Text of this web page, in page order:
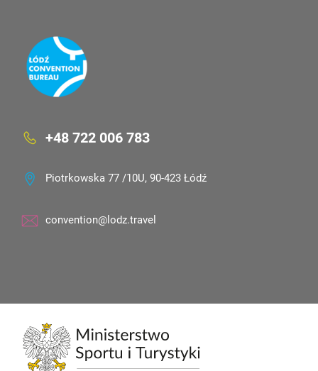
+48 722 006 783
Piotrkowska 77 /10U, 90-423 Łódź
convention@lodz.travel